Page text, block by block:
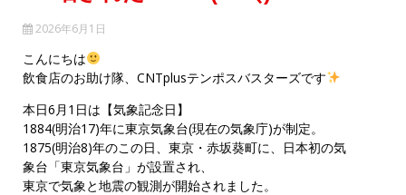
2026年6月1日
こんにちは
飲食店のお助け隊、CNTplusテンポスバスターズです
本日6月1日は【気象記念日】
1884(明治17)年に東京気象台(現在の気象庁)が制定。
1875(明治8)年のこの日、東京・赤坂葵町に、日本初の気
象台「東京気象台」が設置され、
東京で気象と地震の観測が開始されました。